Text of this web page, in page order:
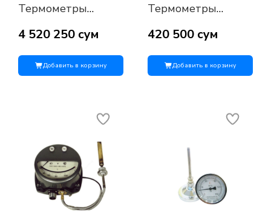
Термометры
равноделенные
ТР-1
4 520 250 сум
Добавить в корзину
Термометры
ТПК-М 2П
420 500 сум
Добавить в корзину